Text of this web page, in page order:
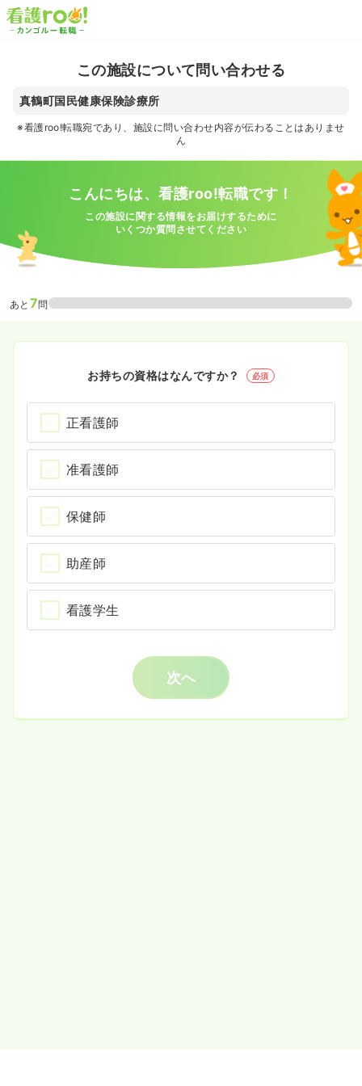
この施設について問い合わせる
真鶴町国民健康保険診療所
※看護roo!転職宛であり、施設に問い合わせ内容が伝わることはありませ
ん
こんにちは、看護roo!転職です！
この施設に関する情報をお届けするために
いくつか質問させてください
あと 7問
お持ちの資格はなんですか？ 必須
正看護師
准看護師
保健師
助産師
看護学生
次へ